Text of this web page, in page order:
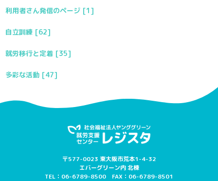
利用者さん発信のページ [1]
自立訓練 [62]
就労移行と定着 [35]
多彩な活動 [47]
〒577-0023 東大阪市荒本1-4-32
エバーグリーン内 北棟
TEL：06-6789-8500 FAX：06-6789-8501